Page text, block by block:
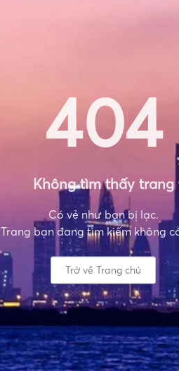
404
Không tìm thấy trang
Có vẻ như bạn bị lạc.
Trang bạn đang tìm kiếm không
Trở về Trang chủ